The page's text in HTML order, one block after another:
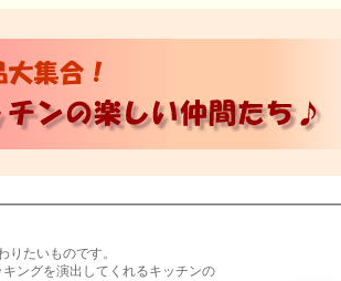
りたいものです。
ングを演出してくれるキッチンの